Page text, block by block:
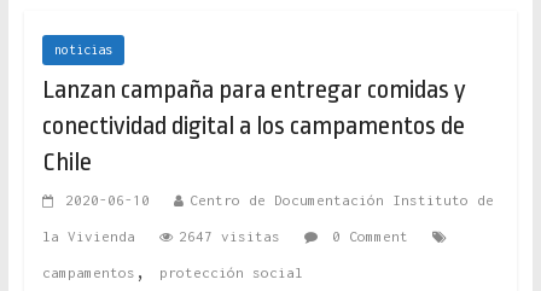
noticias
Lanzan campaña para entregar comidas y
conectividad digital a los campamentos de
Chile
2020-06-10 Centro de Documentación Instituto de
la Vivienda 2647 visitas 0 Comment
campamentos , protección social